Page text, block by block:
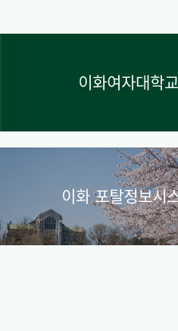
이화여자대학교
이화 포탈정보시